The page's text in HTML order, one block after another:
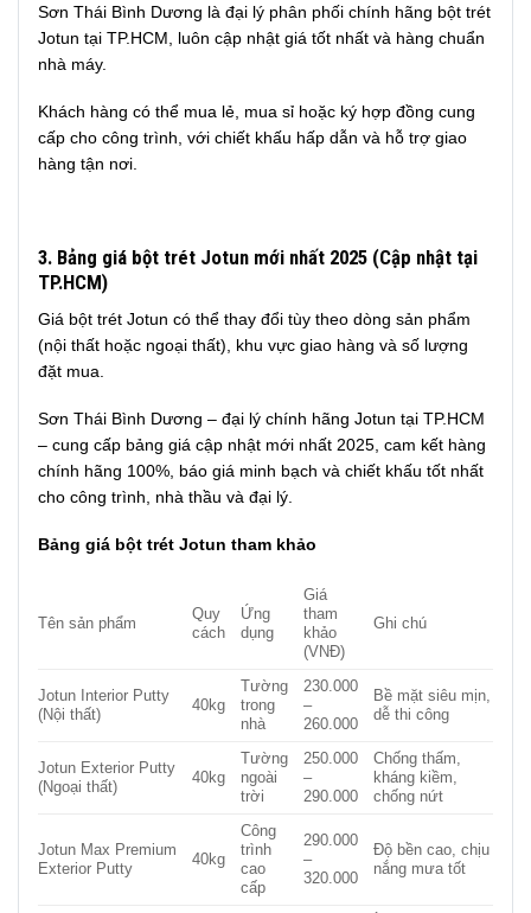
Sơn Thái Bình Dương là đại lý phân phối chính hãng bột trét
Jotun tại TP.HCM, luôn cập nhật giá tốt nhất và hàng chuẩn
nhà máy.
Khách hàng có thể mua lẻ, mua sỉ hoặc ký hợp đồng cung
cấp cho công trình, với chiết khấu hấp dẫn và hỗ trợ giao
hàng tận nơi.
3. Bảng giá bột trét Jotun mới nhất 2025 (Cập nhật tại
TP.HCM)
Giá bột trét Jotun có thể thay đổi tùy theo dòng sản phẩm
(nội thất hoặc ngoại thất), khu vực giao hàng và số lượng
đặt mua.
Sơn Thái Bình Dương – đại lý chính hãng Jotun tại TP.HCM
– cung cấp bảng giá cập nhật mới nhất 2025, cam kết hàng
chính hãng 100%, báo giá minh bạch và chiết khấu tốt nhất
cho công trình, nhà thầu và đại lý.
Bảng giá bột trét Jotun tham khảo
Tên sản phẩm
Quy
cách
Ứng
dụng
Giá
tham
khảo
(VNĐ)
Ghi chú
Jotun Interior Putty
(Nội thất)
40kg
Tường
trong
nhà
230.000
–
260.000
Bề mặt siêu mịn,
dễ thi công
Jotun Exterior Putty
(Ngoại thất)
40kg
Tường
ngoài
trời
250.000
–
290.000
Chống thấm,
kháng kiềm,
chống nứt
Jotun Max Premium
Exterior Putty
40kg
Công
trình
cao
cấp
290.000
–
320.000
Độ bền cao, chịu
nắng mưa tốt